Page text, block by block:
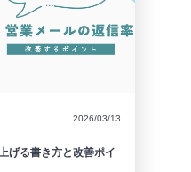
2026/03/13
げる書き方と改善ポイ